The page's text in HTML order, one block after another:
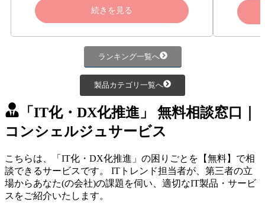
続きを見る
ランキング一覧へ
製品カテゴリ一覧へ
「IT化・DX化推進」 無料相談窓口｜
コンシェルジュサービス
こちらは、「IT化・DX化推進」の困りごとを【無料】で相
談できるサービスです。 ITトレンド担当者が、第三者の立
場からあなた(の会社)の課題を伺い、適切なIT製品・サービ
スをご紹介いたします。